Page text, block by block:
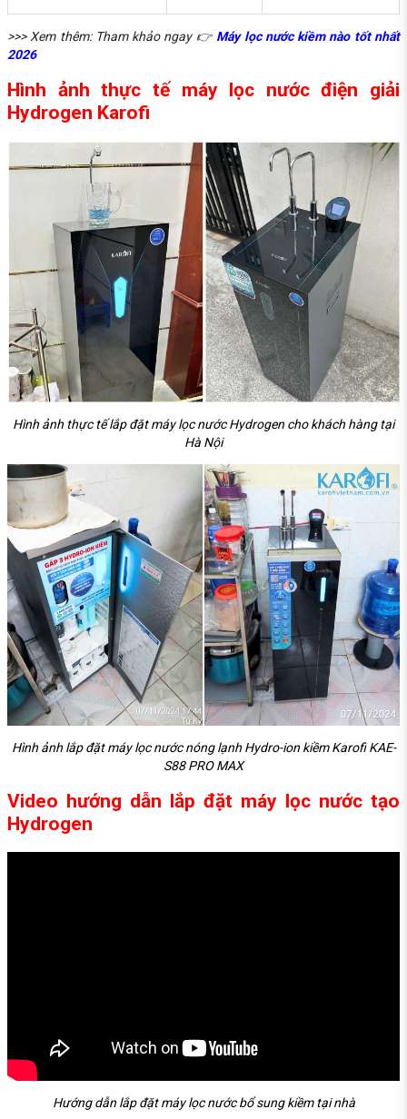
>>> Xem thêm: Tham khảo ngay 👉 Máy lọc nước kiềm nào tốt nhất
2026
Hình ảnh thực tế máy lọc nước điện giải
Hydrogen Karofi
Hình ảnh thực tế lắp đặt máy lọc nước Hydrogen cho khách hàng tại
Hà Nội
Hình ảnh lắp đặt máy lọc nước nóng lạnh Hydro-ion kiềm Karofi KAE-
S88 PRO MAX
Video hướng dẫn lắp đặt máy lọc nước tạo
Hydrogen
Hướng dẫn lắp đặt máy lọc nước bổ sung kiềm tại nhà